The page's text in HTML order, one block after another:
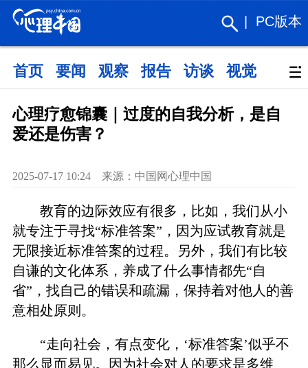
PC版本
首页 要闻 观察 报告 访谈 视觉 政策
心理疗愈锦囊｜过度的自我分析，是自
爱还是伤害？
2025-07-17 10:24 来源：中国网心理中国
教育的边际效应有很多，比如，我们从小
就专注于寻找“标准答案”，因为应试教育就是
无限接近标准答案的过程。另外，我们有比较
自谦的文化体系，养成了什么事情都先“自
省”，找自己的错误和疏漏，保持着对他人的善
意相处原则。
“走向社会，有点变化，‘标准答案’似乎不
那么显而易见。因为社会对人的要求是多维